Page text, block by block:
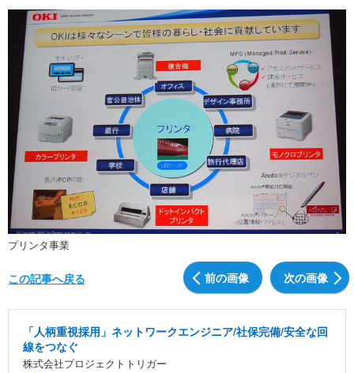
ショッピング その他
その他
プリンタ事業
前の画像 次の画像
この記事へ戻る
「人柄重視採用」ネットワークエンジニア/社保完備/安全な回
線をつなぐ
株式会社プロジェクトトリガー